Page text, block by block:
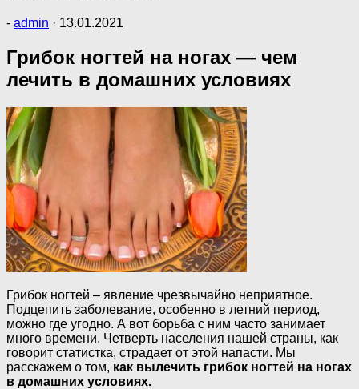
- admin · 13.01.2021
Грибок ногтей на ногах — чем
лечить в домашних условиях
Грибок ногтей – явление чрезвычайно неприятное.
Подцепить заболевание, особенно в летний период,
можно где угодно. А вот борьба с ним часто занимает
много времени. Четверть населения нашей страны, как
говорит статистка, страдает от этой напасти. Мы
расскажем о том, как вылечить грибок ногтей на ногах
в домашних условиях.